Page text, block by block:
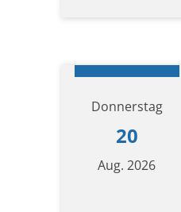
Donnerstag
20
Aug. 2026